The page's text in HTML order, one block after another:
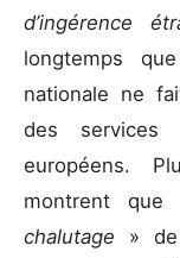
d’ingérence
longtemps
nationale ne
des services
européens.
montrent
chalutage »